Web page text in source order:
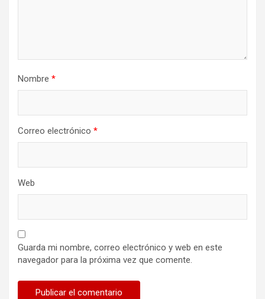
Nombre *
Correo electrónico *
Web
Guarda mi nombre, correo electrónico y web en este
navegador para la próxima vez que comente.